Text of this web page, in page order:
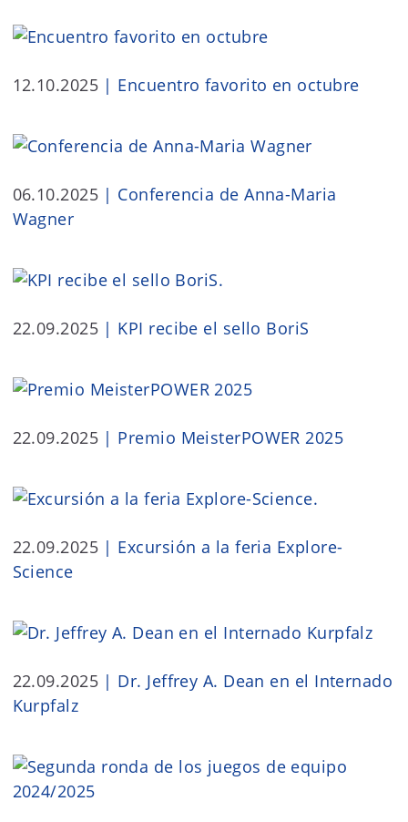
12.10.2025 | Encuentro favorito en octubre
06.10.2025 | Conferencia de Anna-Maria
Wagner
22.09.2025 | KPI recibe el sello BoriS
22.09.2025 | Premio MeisterPOWER 2025
22.09.2025 | Excursión a la feria Explore-
Science
22.09.2025 | Dr. Jeffrey A. Dean en el Internado
Kurpfalz